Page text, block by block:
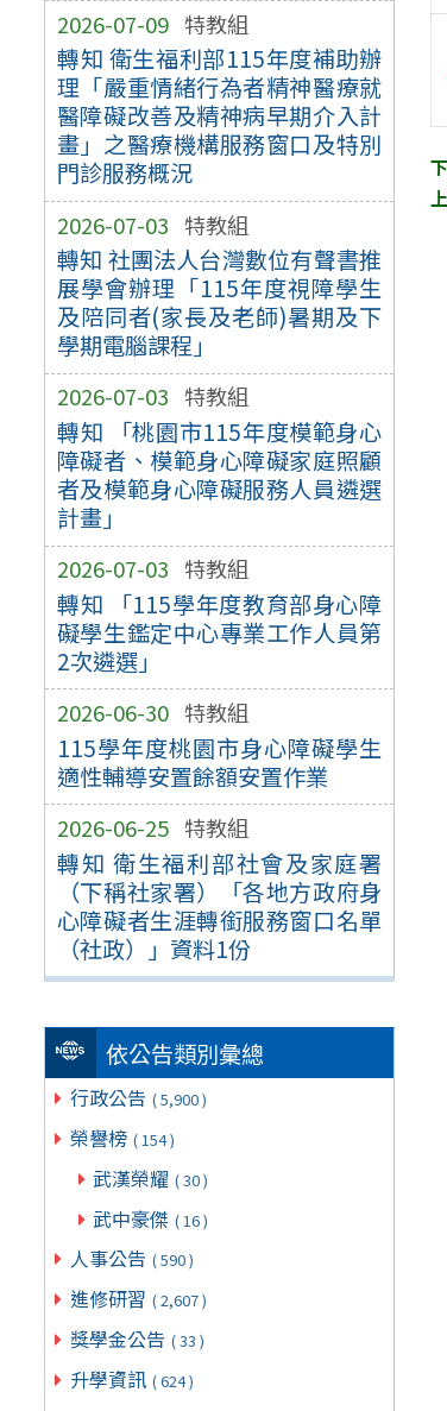
2026-07-09 特教組
轉知 衛生福利部115年度補助辦
理「嚴重情緒行為者精神醫療就
醫障礙改善及精神病早期介入計
畫」之醫療機構服務窗口及特別
門診服務概況
2026-07-03 特教組
轉知 社團法人台灣數位有聲書推
展學會辦理「115年度視障學生
及陪同者(家長及老師)暑期及下
學期電腦課程」
2026-07-03 特教組
轉知 「桃園市115年度模範身心
障礙者、模範身心障礙家庭照顧
者及模範身心障礙服務人員遴選
計畫」
2026-07-03 特教組
轉知 「115學年度教育部身心障
礙學生鑑定中心專業工作人員第
2次遴選」
2026-06-30 特教組
115學年度桃園市身心障礙學生
適性輔導安置餘額安置作業
2026-06-25 特教組
轉知 衛生福利部社會及家庭署
（下稱社家署）「各地方政府身
心障礙者生涯轉銜服務窗口名單
（社政）」資料1份
依公告類別彙總
行政公告 ( 5,900 )
榮譽榜 ( 154 )
武漢榮耀 ( 30 )
武中豪傑 ( 16 )
人事公告 ( 590 )
進修研習 ( 2,607 )
獎學金公告 ( 33 )
升學資訊 ( 624 )